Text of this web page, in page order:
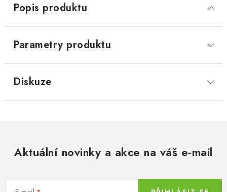
Popis produktu
Parametry produktu
Diskuze
Aktuální novinky a akce na váš e-mail